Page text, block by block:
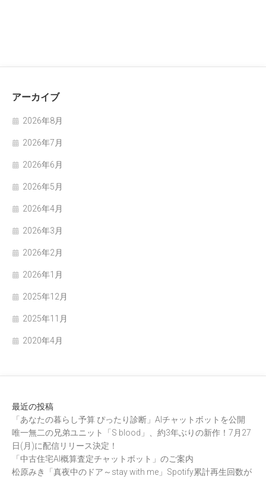
アーカイブ
2026年8月
2026年7月
2026年6月
2026年5月
2026年4月
2026年3月
2026年2月
2026年1月
2025年12月
2025年11月
2020年4月
最近の投稿
「あなたの暮らし予算 ぴったり診断」AIチャットボットを公開
唯一無二の兄弟ユニット「S blood」、約3年ぶりの新作！7月27
日(月)に配信リリース決定！
「中古住宅AI概算査定チャットボット」のご案内
松原みき「真夜中のドア～stay with me」Spotify累計再生回数が